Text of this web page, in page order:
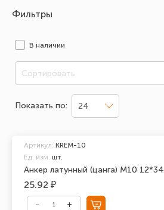
Фильтры
В наличии
Сортировать
Показать по: 24
Анкер латунный (цанга) М10 12*34
Артикул: KREM-10
Ед. изм. шт.
25.92 ₽